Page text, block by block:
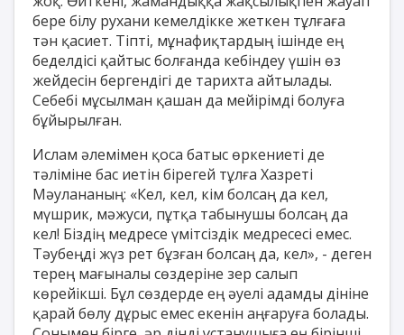
бере білу рухани кемелдікке жеткен тұлғаға
тән қасиет. Тіпті, мұнафиқтардың ішінде ең
беделдісі қайтыс болғанда кебіндеу үшін өз
жейдесін бергендігі де тарихта айтылады.
Себебі мұсылман қашан да мейірімді болуға
бұйырылған.
Ислам әлемімен қоса батыс өркениеті де
тәліміне бас иетін бірегей тұлға Хазреті
Мәулананың: «Кел, кел, кім болсаң да кел,
мүшрик, мәжуси, пұтқа табынушы болсаң да
кел! Біздің медресе үмітсіздік медресесі емес.
Тәубеңді жүз рет бұзған болсаң да, кел», - деген
терең мағыналы сөздеріне зер салып
көрейікші. Бұл сөздерде ең әуелі адамды дініне
қарай бөлу дұрыс емес екенін аңғаруға болады.